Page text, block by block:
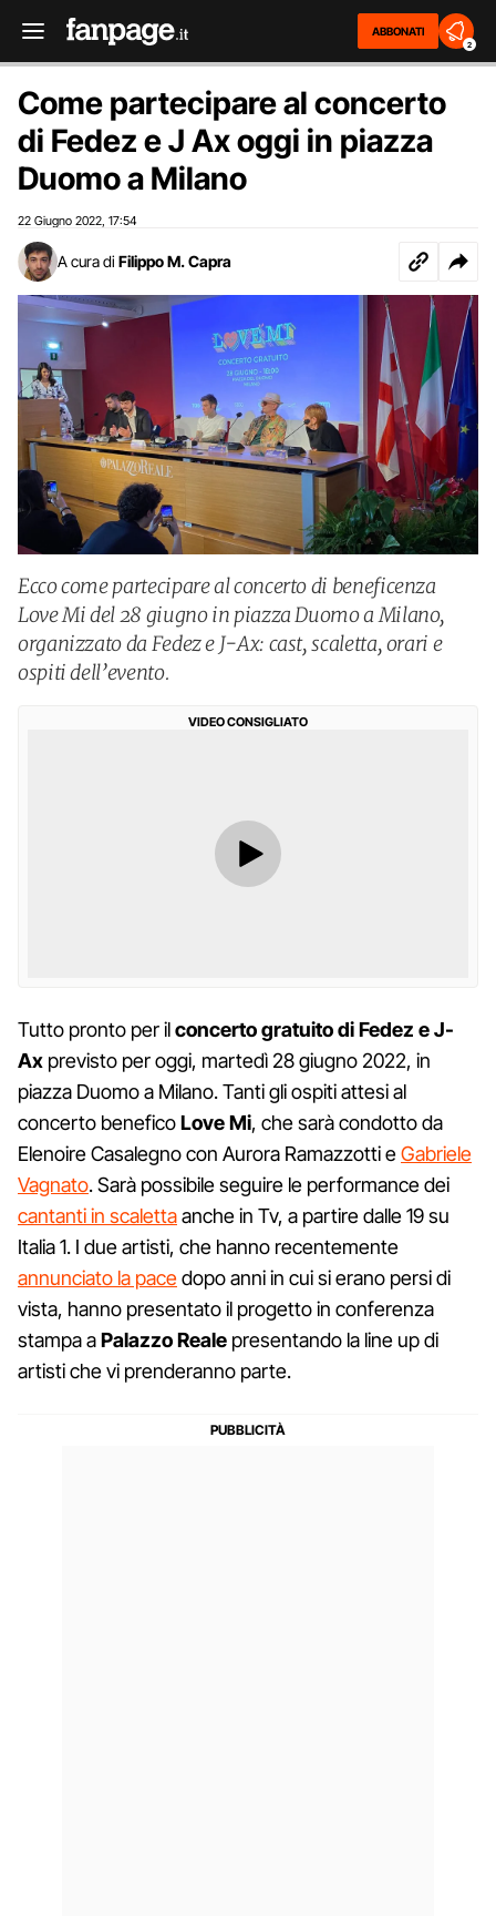
ABBONATI
2
Come partecipare al concerto
di Fedez e J Ax oggi in piazza
Duomo a Milano
22 Giugno 2022 17:54
A cura di Filippo M. Capra
Ecco come partecipare al concerto di beneficenza
Love Mi del 28 giugno in piazza Duomo a Milano,
organizzato da Fedez e J-Ax: cast, scaletta, orari e
ospiti dell’evento.
VIDEO CONSIGLIATO
Tutto pronto per ilconcerto gratuito di Fedez e J-
Ax previsto per oggi, martedì 28 giugno 2022, in
piazza Duomo a Milano. Tanti gli ospiti attesi al
concerto beneficoLove Mi, che sarà condotto da
Elenoire Casalegno con Aurora Ramazzotti eGabriele
Vagnato. Sarà possibile seguire le performance dei
cantanti in scalettaanche in Tv, a partire dalle 19 su
Italia 1. I due artisti, che hanno recentemente
annunciato la pacedopo anni in cui si erano persi di
vista, hanno presentato il progetto in conferenza
stampa aPalazzo Reale presentando la line up di
artisti che vi prenderanno parte.